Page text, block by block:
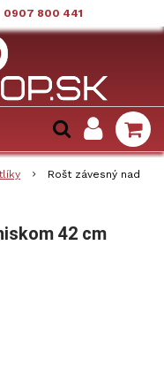
0907 800 441
Rošt závesný nad
42 cm